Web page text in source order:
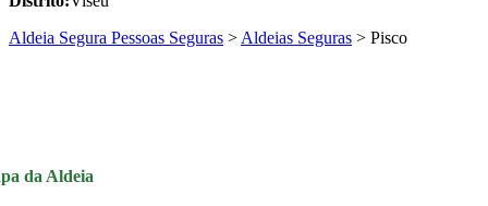
Aldeia Segura Pessoas Seguras > Aldeias Seguras > Pisco
da Aldeia